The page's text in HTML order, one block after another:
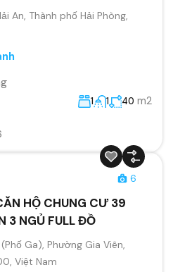
An, Thành phố Hải Phòng,
1 1 40 m2
6
HỘ CHUNG CƯ 39
3 NGỦ FULL ĐỒ
Ga), Phường Gia Viên,
Việt Nam